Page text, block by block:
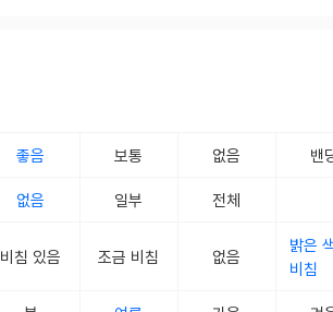
좋음 보통 없음 밴
없음 일부 전체
비침 있음 조금 비침 없음
밝은
비침